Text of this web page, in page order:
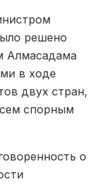
решено
Алмасадама
в ходе
двух стран,
спорным
о